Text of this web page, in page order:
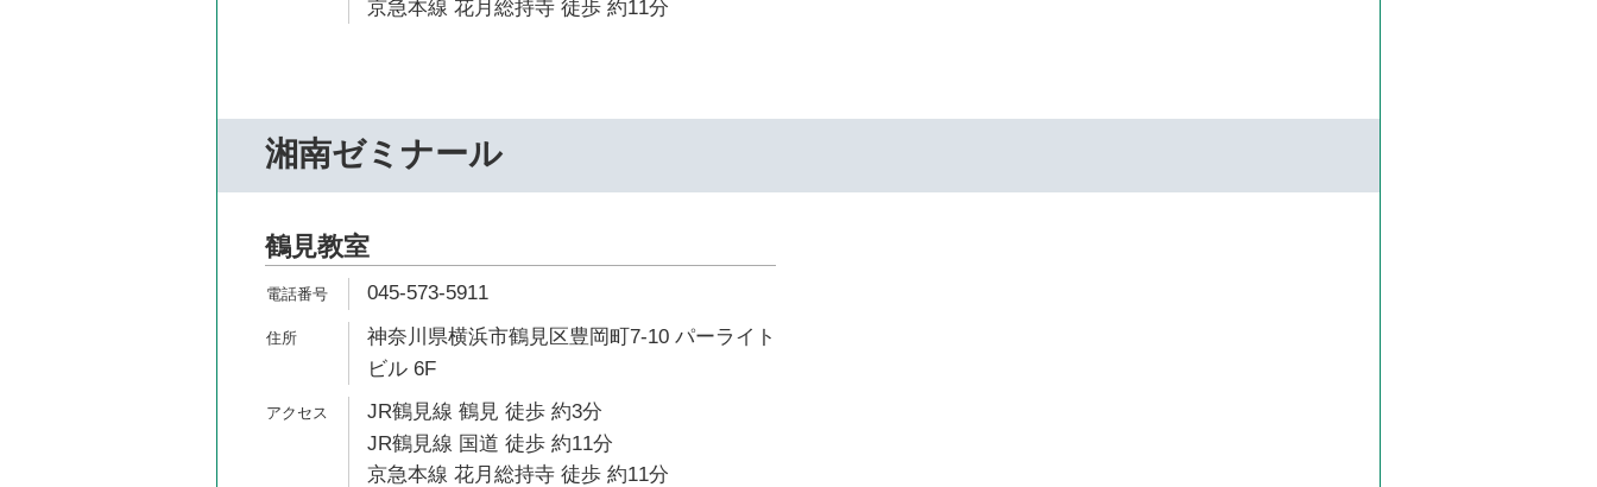
京急本線 花月総持寺 徒歩 約11分
湘南ゼミナール
鶴見教室
045-573-5911
神奈川県横浜市鶴見区豊岡町7-10 パーライト
ビル 6F
JR鶴見線 鶴見 徒歩 約3分
JR鶴見線 国道 徒歩 約11分
京急本線 花月総持寺 徒歩 約11分